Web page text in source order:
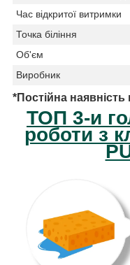
Час відкритої витримки
Точка біління
Об'єм
Виробник
*Постійна наявність
ТОП 3-и
роботи з